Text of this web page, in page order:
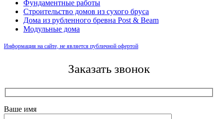
Фундаментные работы
Строительство домов из сухого бруса
Дома из рубленного бревна Post & Beam
Модульные дома
Информация на сайте, не является публичной офертой
Заказать звонок
Ваше имя